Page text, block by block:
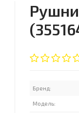
Бренд:
Модель: